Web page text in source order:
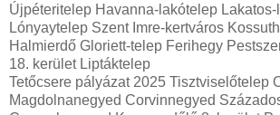
Újpéteritelep Havanna-lakótelep
Lónyaytelep Szent Imre-kertváros
Halmierdő Gloriett-telep Ferihegy
18. kerület Liptáktelep
Tetőcsere pályázat 2025 Tisztviselőtelep
Magdolnanegyed Corvinnegyed